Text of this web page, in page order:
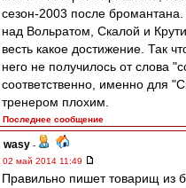
сезон-2003 после бромантана.
над Вольратом, Скалой и
весть какое достижение. Так
него не получилось от слова
соответственно, именно для
тренером плохим.
Последнее сообщение
wasy -
02 май 2014 11:49
Правильно пишет товарищ из